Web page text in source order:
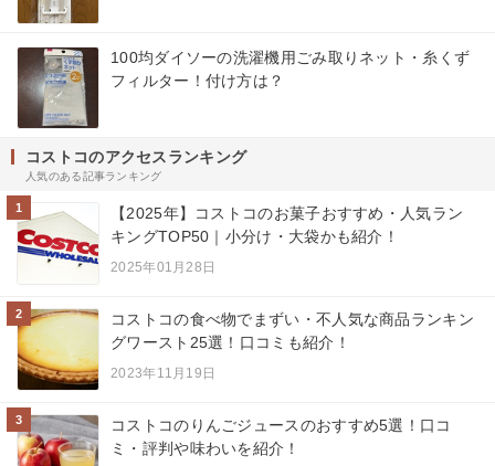
100均ダイソーの洗濯機用ごみ取りネット・糸くず
フィルター！付け方は？
コストコのアクセスランキング
人気のある記事ランキング
1
【2025年】コストコのお菓子おすすめ・人気ラン
キングTOP50｜小分け・大袋かも紹介！
2025年01月28日
2
コストコの食べ物でまずい・不人気な商品ランキン
グワースト25選！口コミも紹介！
2023年11月19日
3
コストコのりんごジュースのおすすめ5選！口コ
ミ・評判や味わいを紹介！